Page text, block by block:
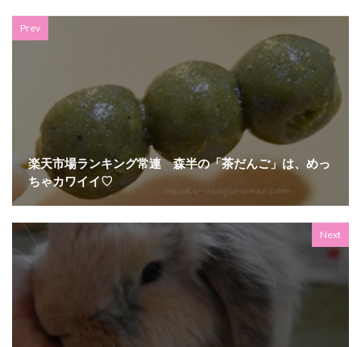
Prev
楽天市場ランキング常連 森半の「茶だんご」は、めっ
ちゃカワイイ♡
Next